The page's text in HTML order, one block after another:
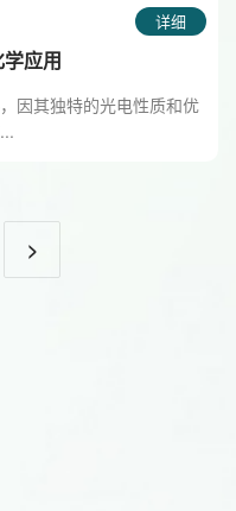
详细
应用
因其独特的光电性质和优
>